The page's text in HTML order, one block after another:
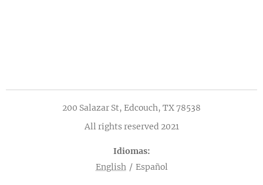
200 Salazar St, Edcouch, TX 78538
All rights reserved 2021
Idiomas
English
Español